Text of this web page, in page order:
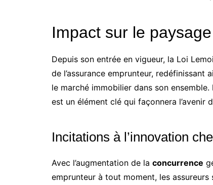
Impact sur le
Depuis son entrée en vigueur, la Loi
de l’assurance emprunteur, redéfinissant
le marché immobilier dans son
est un élément clé qui façonnera l’avenir
Incitations à l’innovation
Avec l’augmentation de la concurrence
emprunteur à tout moment, les